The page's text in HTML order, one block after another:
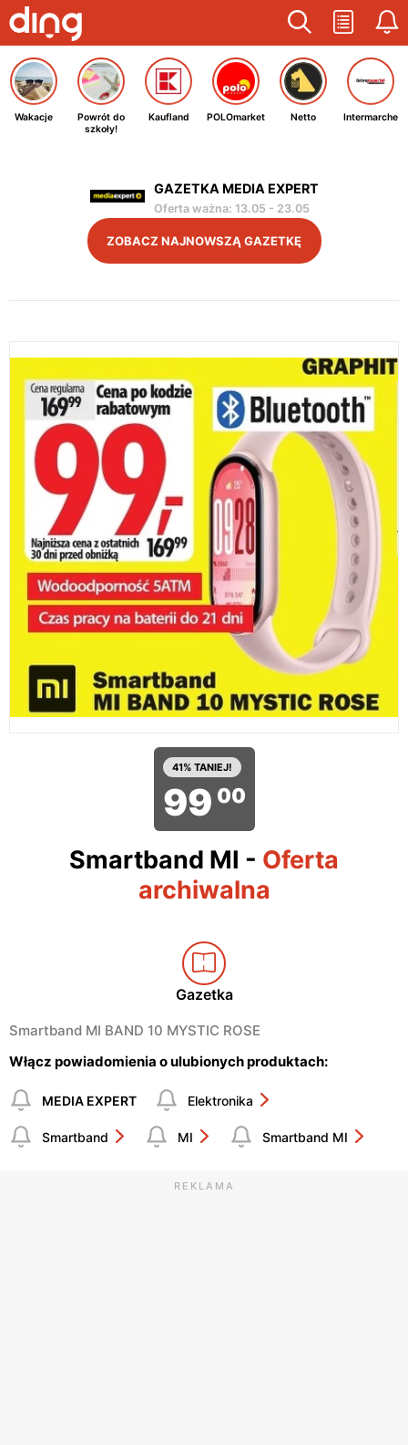
Wakacje
Powrót do
szkoły!
Kaufland POLOmarket Netto Intermarche
GAZETKA MEDIA EXPERT
Oferta ważna: 13.05 - 23.05
ZOBACZ NAJNOWSZĄ GAZETKĘ
41% TANIEJ!
99 00
Smartband MI - Oferta
archiwalna
Gazetka
Smartband MI BAND 10 MYSTIC ROSE
Włącz powiadomienia o ulubionych produktach:
MEDIA EXPERT Elektronika
Smartband MI Smartband MI
REKLAMA